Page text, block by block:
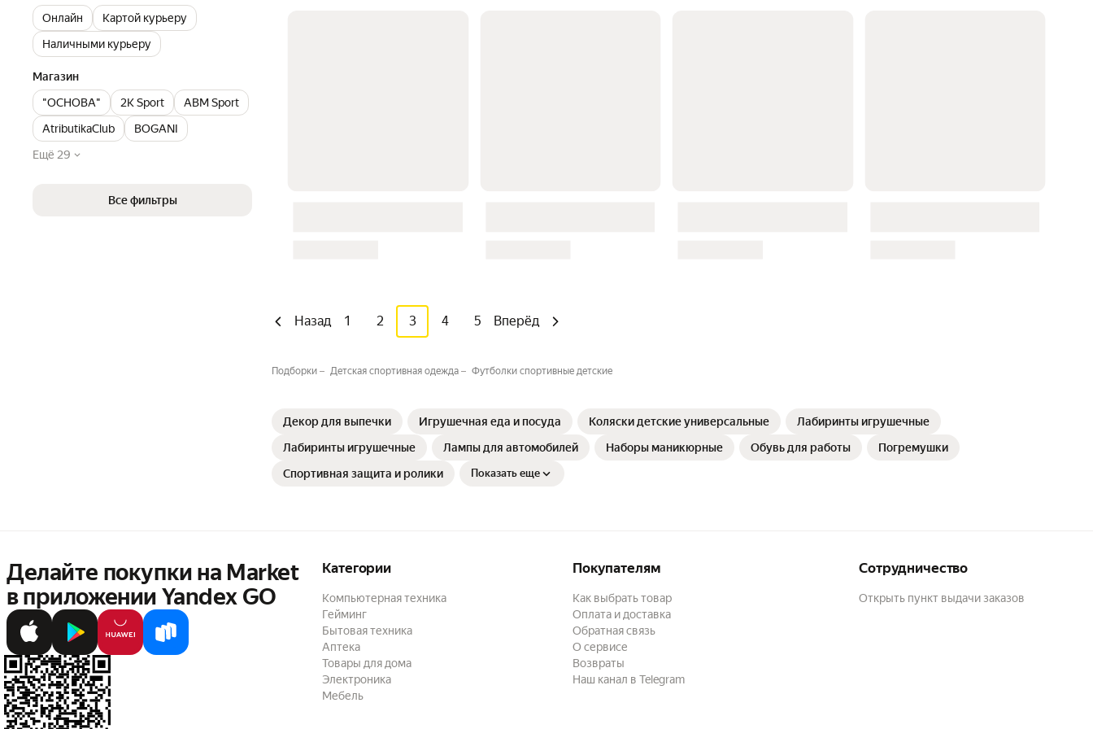
Онлайн
Картой курьеру
Наличными курьеру
Магазин
"ОСНОВА"
2K Sport
ABM Sport
AtributikaClub
BOGANI
Ещё 29
Все фильтры
Назад 1 2 3 4 5 Вперёд
Подборки Детская спортивная одежда⁣⁣⁣⁣ Футболки спортивные детские
Декор для выпечки Игрушечная еда и посуда Коляски детские универсальные
Лабиринты игрушечные
Лабиринты игрушечные
Лампы для автомобилей Наборы маникюрные Обувь для работы
Погремушки
Спортивная защита и ролики
Показать еще
Делайте покупки на Market
в приложении Yandex GO
Категории
Компьютерная техника
Гейминг
Бытовая техника
Аптека
Товары для дома
Электроника
Мебель
Покупателям
Как выбрать товар
Оплата и доставка
Обратная связь
О сервисе
Возвраты
Наш канал в Telegram
Сотрудничество
Открыть пункт выдачи заказов